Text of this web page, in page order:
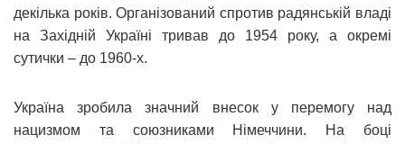
декілька років. Організований спротив радянській владі
на Західній Україні тривав до 1954 року, а окремі
сутички – до 1960-х.
Україна зробила значний внесок у перемогу над
нацизмом та союзниками Німеччини. На боці